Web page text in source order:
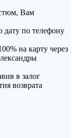
Вам
дату по телефону
на карту через
в залог
возврата